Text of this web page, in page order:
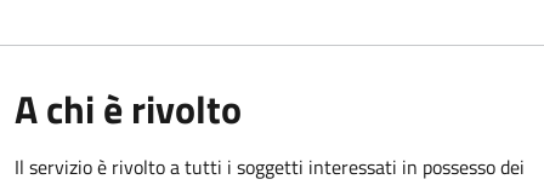
A chi è rivolto
Il servizio è rivolto a tutti i soggetti interessati in possesso dei